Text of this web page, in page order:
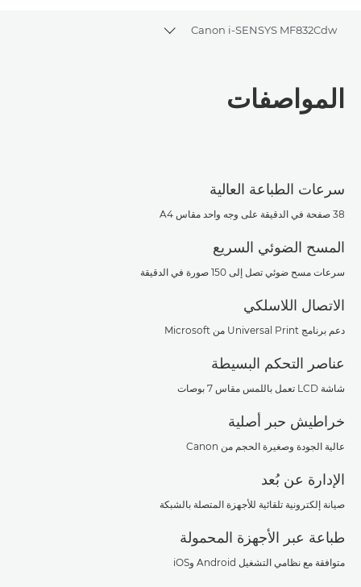
Canon i-SENSYS MF832Cdw
Toggle breadcrumbs
المواصفات
المواصفات
سرعات الطباعة العالية
38 صفحة في الدقيقة على وجه واحد مقاس A4
المسح الضوئي السريع
سرعات مسح ضوئي تصل إلى 150 صورة في الدقيقة
الاتصال اللاسلكي
دعم برنامج Universal Print من Microsoft
عناصر التحكم البسيطة
شاشة LCD تعمل باللمس مقاس 7 بوصات
خراطيش حبر أصلية
عالية الجودة وصغيرة الحجم من Canon
الإدارة عن بُعد
صيانة إلكترونية تلقائية للأجهزة المتصلة بالشبكة
طباعة عبر الأجهزة المحمولة
متوافقة مع نظامي التشغيل Android وiOS